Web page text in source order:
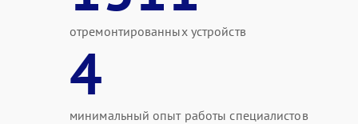
отремонтированных устройств
4
минимальный опыт работы специалистов